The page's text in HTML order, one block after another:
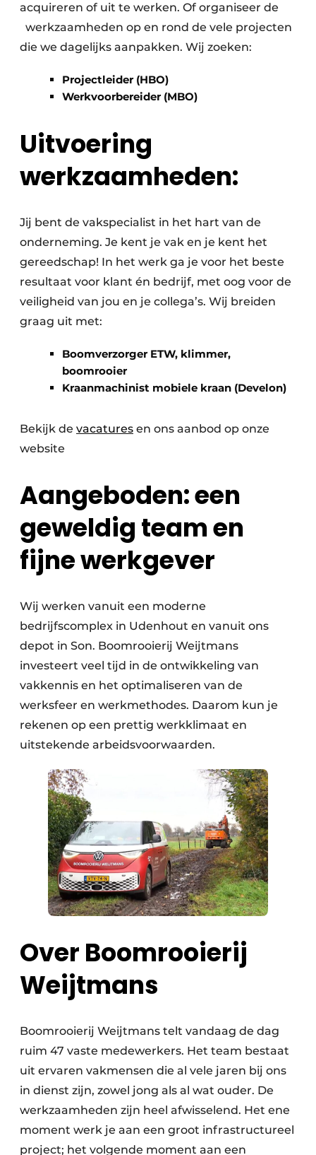
acquireren of uit te werken. Of organiseer de
werkzaamheden op en rond de vele projecten
die we dagelijks aanpakken. Wij zoeken:
Projectleider (HBO)
Werkvoorbereider (MBO)
Uitvoering
werkzaamheden:
Jij bent de vakspecialist in het hart van de
onderneming. Je kent je vak en je kent het
gereedschap! In het werk ga je voor het beste
resultaat voor klant én bedrijf, met oog voor de
veiligheid van jou en je collega’s. Wij breiden
graag uit met:
Boomverzorger ETW, klimmer,
boomrooier
Kraanmachinist mobiele kraan (Develon)
Bekijk de vacatures en ons aanbod op onze
website
Aangeboden: een
geweldig team en
fijne werkgever
Wij werken vanuit een moderne
bedrijfscomplex in Udenhout en vanuit ons
depot in Son. Boomrooierij Weijtmans
investeert veel tijd in de ontwikkeling van
vakkennis en het optimaliseren van de
werksfeer en werkmethodes. Daarom kun je
rekenen op een prettig werkklimaat en
uitstekende arbeidsvoorwaarden.
Over Boomrooierij
Weijtmans
Boomrooierij Weijtmans telt vandaag de dag
ruim 47 vaste medewerkers. Het team bestaat
uit ervaren vakmensen die al vele jaren bij ons
in dienst zijn, zowel jong als al wat ouder. De
werkzaamheden zijn heel afwisselend. Het ene
moment werk je aan een groot infrastructureel
project; het volgende moment aan een